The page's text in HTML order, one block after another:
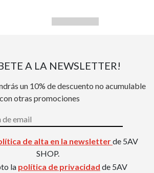
A LA NEWSLETTER!
un 10% de descuento no acumulable
con otras promociones
de alta en la newsletterde 5AV
SHOP.
la política de privacidad de 5AV